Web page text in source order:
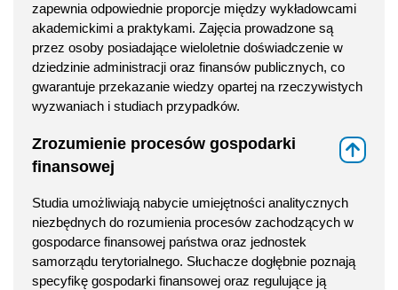
zapewnia odpowiednie proporcje między wykładowcami
akademickimi a praktykami. Zajęcia prowadzone są
przez osoby posiadające wieloletnie doświadczenie w
dziedzinie administracji oraz finansów publicznych, co
gwarantuje przekazanie wiedzy opartej na rzeczywistych
wyzwaniach i studiach przypadków.
Zrozumienie procesów gospodarki
finansowej
Studia umożliwiają nabycie umiejętności analitycznych
niezbędnych do rozumienia procesów zachodzących w
gospodarce finansowej państwa oraz jednostek
samorządu terytorialnego. Słuchacze dogłębnie poznają
specyfikę gospodarki finansowej oraz regulujące ją